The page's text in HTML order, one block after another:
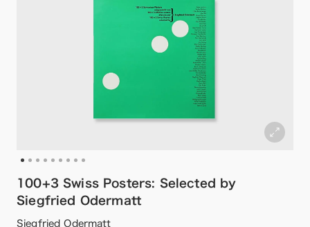
100+3 Swiss Posters: Selected by
Siegfried Odermatt
Siegfried Odermatt